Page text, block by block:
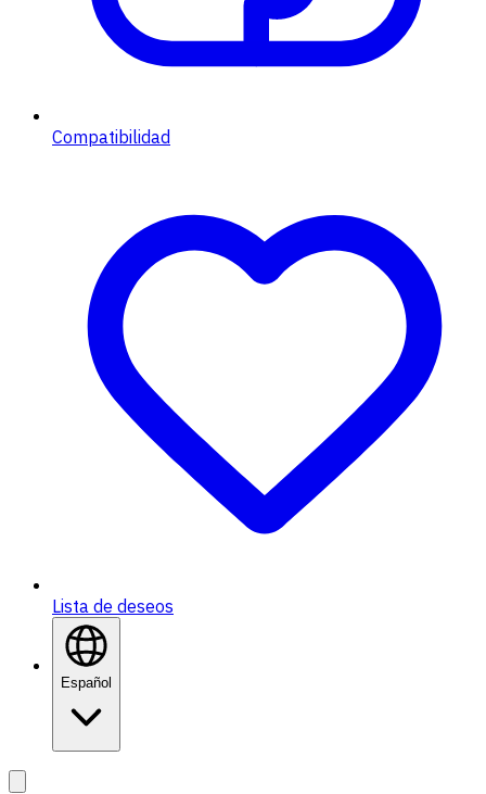
Compatibilidad
Lista de deseos
Español